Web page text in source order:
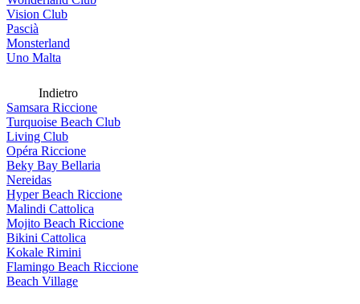
Vision Club
Pascià
Monsterland
Uno Malta
Indietro
Samsara Riccione
Turquoise Beach Club
Living Club
Opéra Riccione
Beky Bay Bellaria
Nereidas
Hyper Beach Riccione
Malindi Cattolica
Mojito Beach Riccione
Bikini Cattolica
Kokale Rimini
Flamingo Beach Riccione
Beach Village